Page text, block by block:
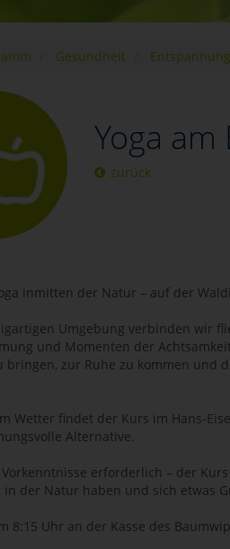
Gesundheit Entspannung
Yoga
zurück
inmitten der Natur – auf der
Umgebung verbinden wir
und Momenten der
bringen, zur Ruhe zu kommen und
Wetter findet der Kurs im Hans-
Alternative.
Vorkenntnisse erforderlich – der
in der Natur haben und sich etwas
8:15 Uhr an der Kasse des